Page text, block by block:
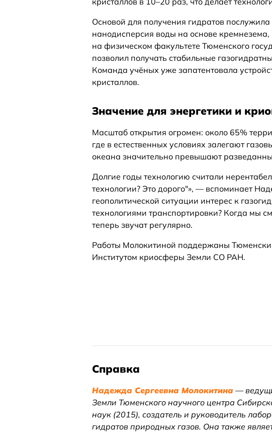
Основой для получения гидратов
нанодисперсия воды на основе
на физическом факультете Тюменского
позволил получать стабильные
Команда учёных уже запатентовала
кристаллов.
Значение для энергетики и
Масштаб открытия огромен: около 65%
где в естественных условиях залегают
океана значительно превышают
Долгие годы технологию считали
технологии? Это дорого"», — вспоминает
геополитической ситуации интерес к
технологиями транспортировки? Когда мы
теперь звучат регулярно.
Работы Молокитиной поддержаны
Институтом криосферы Земли СО РАН.
Справка
Надежда Сергеевна Молокитина —
Земли Тюменского научного центра
наук (2015), создатель и руководитель
гидратов природных газов. Она также